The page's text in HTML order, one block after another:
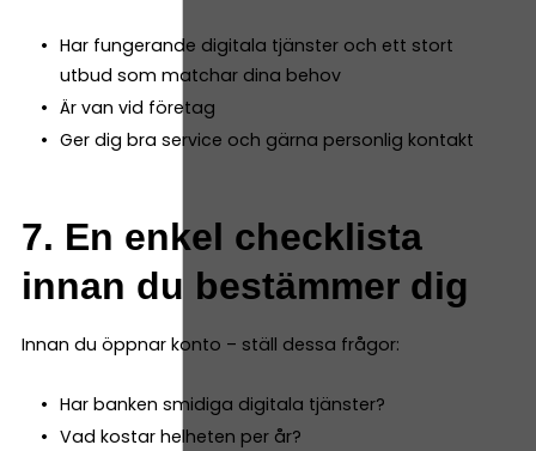
Har fungerande digitala tjänster och ett stort
utbud som matchar dina behov
Är van vid företag
Ger dig bra service och gärna personlig kontakt
7. En enkel checklista
innan du bestämmer dig
Innan du öppnar konto – ställ dessa frågor:
Har banken smidiga digitala tjänster?
Vad kostar helheten per år?